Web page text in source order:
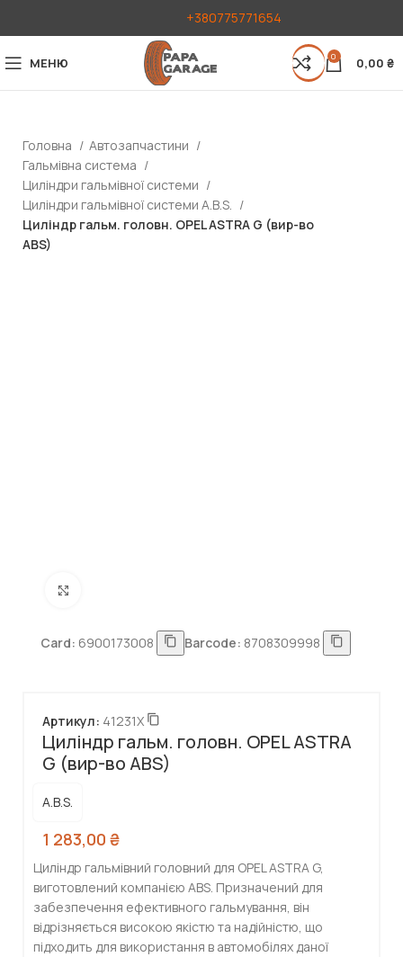
+380775771654
МЕНЮ 0 0,00 ₴
Головна
Автозапчастини
Гальмівна система
Циліндри гальмівної системи
Циліндри гальмівної системи A.B.S.
Циліндр гальм. головн. OPEL ASTRA G (вир-во
ABS)
Card: 6900173008 Barcode: 8708309998
Циліндр гальм. головн. OPEL ASTRA
G (вир-во ABS)
Артикул: 41231X
A.B.S.
1 283,00 ₴
Циліндр гальмівний головний для OPEL ASTRA G,
виготовлений компанією ABS. Призначений для
забезпечення ефективного гальмування, він
відрізняється високою якістю та надійністю, що
підходить для використання в автомобілях даної